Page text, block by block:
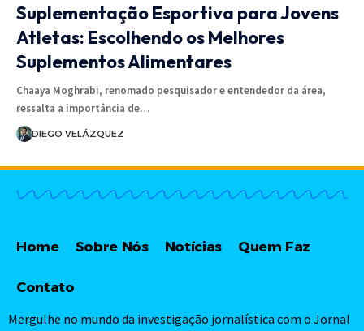
Suplementação Esportiva para Jovens
Atletas: Escolhendo os Melhores
Suplementos Alimentares
Chaaya Moghrabi, renomado pesquisador e entendedor da área,
ressalta a importância de…
DIEGO VELÁZQUEZ
Home Sobre Nós Notícias Quem Faz
Contato
Mergulhe no mundo da investigação jornalística com o Jornal